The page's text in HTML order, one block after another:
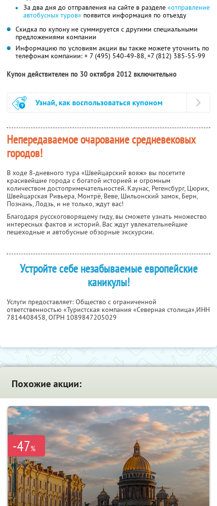
За два дня до отправления на сайте в разделе «отправление
автобусных туров» появится информация по отъезду
Скидка по купону не суммируется с другими специальными
предложениями компании
Информацию по условиям акции вы также можете уточнить по
телефонам компании: + 7 (495) 540-49-88, +7 (812) 385-55-99
Купон действителен по 30 октября 2012 включительно
Узнай, как воспользоваться купоном
Непередаваемое очарование средневековых
городов!
В ходе 8-дневного тура «Швейцарский вояж» вы посетите
красивейшие города с богатой историей и огромным
количеством достопримечательностей. Каунас, Регенсбург, Цюрих,
Швейцарская Ривьера, Монтрё, Веве, Шильонский замок, Берн,
Познань, Лодзь, и не только, ждут вас!
Благодаря русскоговорящему гиду, вы сможете узнать множество
интересных фактов и историй. Вас ждут увлекательнейшие
пешеходные и автобусные обзорные экскурсии.
Устройте себе незабываемые европейские
каникулы!
Услуги предоставляет: Общество с ограниченной
ответственностью «Туристская компания «Северная столица»,ИНН
7814408458, ОГРН 1089847205029
Похожие акции:
-47%